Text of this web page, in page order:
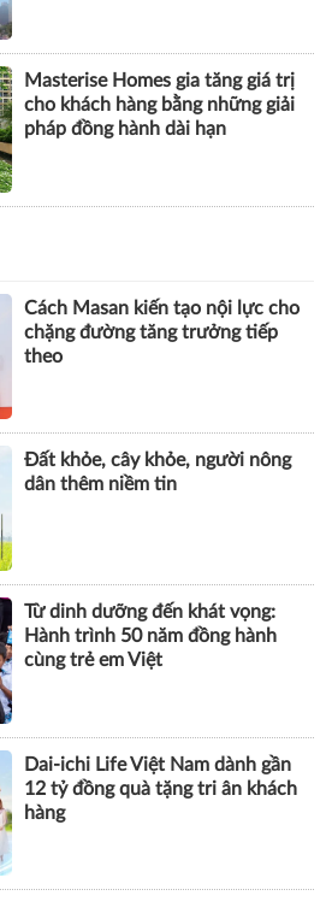
Masterise Homes gia tăng giá trị
cho khách hàng bằng những giải
pháp đồng hành dài hạn
Cách Masan kiến tạo nội lực cho
chặng đường tăng trưởng tiếp
theo
Đất khỏe, cây khỏe, người nông
dân thêm niềm tin
Từ dinh dưỡng đến khát vọng:
Hành trình 50 năm đồng hành
cùng trẻ em Việt
Dai-ichi Life Việt Nam dành gần
12 tỷ đồng quà tặng tri ân khách
hàng